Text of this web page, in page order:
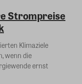
Strompreise
wenn die
ernst